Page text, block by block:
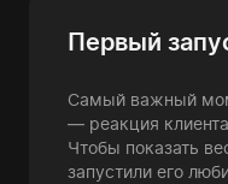
Первый
Самый важный
— реакция
Чтобы показать
запустили его